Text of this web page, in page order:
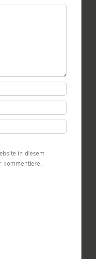
in diesem
kommentiere.